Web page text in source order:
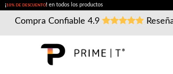
¡10% DE DESCUENTO!en todos los productos
Compra Confiable 4.9